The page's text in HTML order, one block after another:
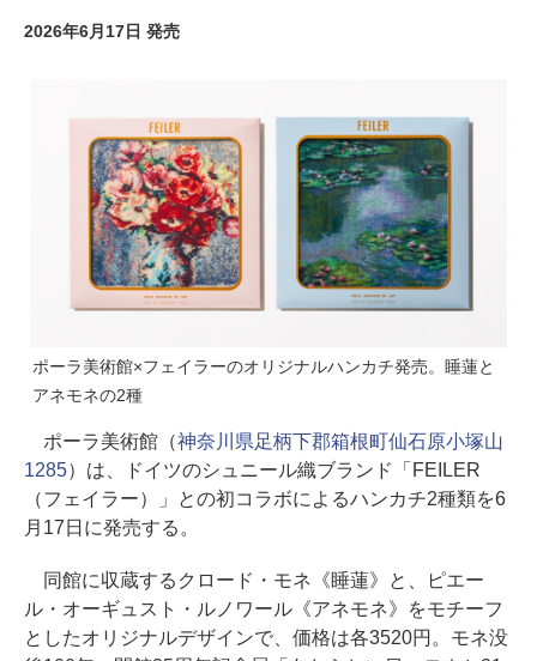
2026年6月17日 発売
ポーラ美術館×フェイラーのオリジナルハンカチ発売。睡蓮と
アネモネの2種
ポーラ美術館（神奈川県足柄下郡箱根町仙石原小塚山
1285）は、ドイツのシュニール織ブランド「FEILER
（フェイラー）」との初コラボによるハンカチ2種類を6
月17日に発売する。
同館に収蔵するクロード・モネ《睡蓮》と、ピエー
ル・オーギュスト・ルノワール《アネモネ》をモチーフ
としたオリジナルデザインで、価格は各3520円。モネ没